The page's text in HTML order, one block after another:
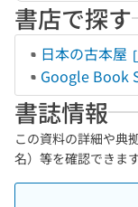
書店で探す
日本の古本屋
Google Book
書誌情報
この資料の詳細や典
名）等を確認できます